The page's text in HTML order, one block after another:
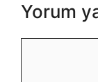
Yorum